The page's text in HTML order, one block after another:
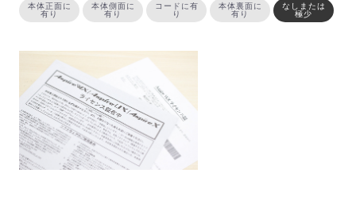
本体正面に
有り
本体側面に
有り
コードに有
り
本体裏面に
有り
なしまたは
極少